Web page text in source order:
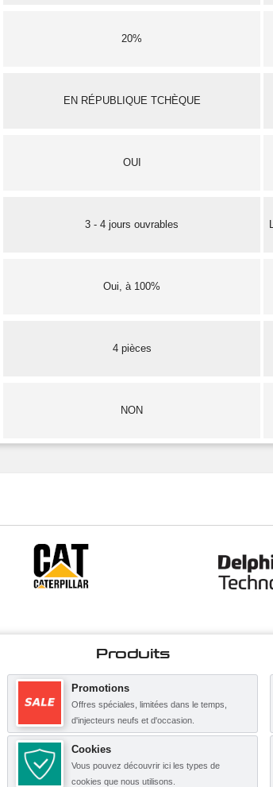
20%
EN RÉPUBLIQUE TCHÈQUE
OUI
3 - 4 jours ouvrables
Oui, à 100%
4 pièces
NON
Produits
Promotions
Offres spéciales, limitées dans le temps,
d'injecteurs neufs et d'occasion.
Cookies
Vous pouvez découvrir ici les types de
cookies que nous utilisons.